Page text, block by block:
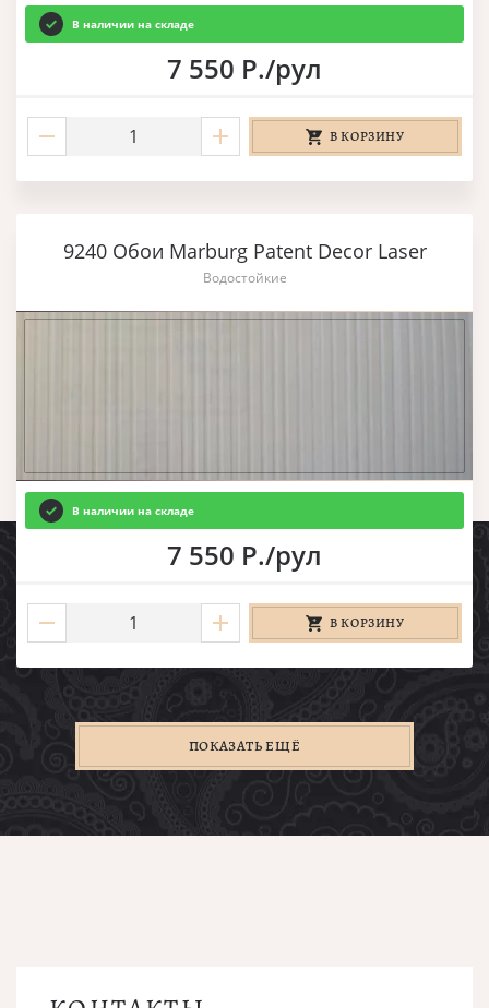
В наличии на складе
7 550 Р./рул
В КОРЗИНУ
9240 Обои Marburg Patent Decor Laser
Водостойкие
В наличии на складе
7 550 Р./рул
В КОРЗИНУ
ПОКАЗАТЬ ЕЩЁ